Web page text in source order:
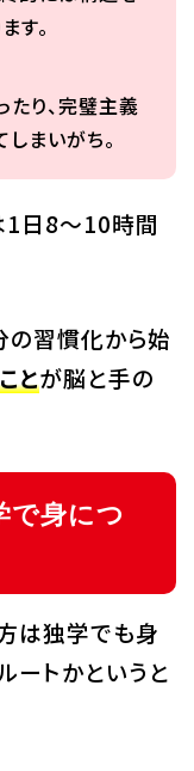
す。
り、完璧主義
まいがち。
1日8～10時間
の習慣化から始
とが脳と手の
で身につ
は独学でも身
ートかというと